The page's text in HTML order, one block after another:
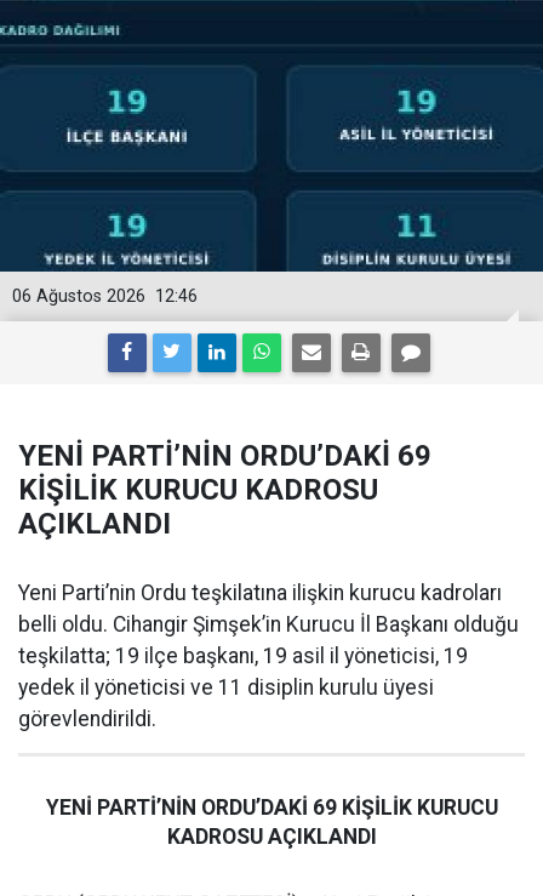
12:46
06 Ağustos 2026
YENİ PARTİ’NİN ORDU’DAKİ 69
KİŞİLİK KURUCU KADROSU
AÇIKLANDI
Yeni Parti’nin Ordu teşkilatına ilişkin kurucu kadroları
belli oldu. Cihangir Şimşek’in Kurucu İl Başkanı olduğu
teşkilatta; 19 ilçe başkanı, 19 asil il yöneticisi, 19
yedek il yöneticisi ve 11 disiplin kurulu üyesi
görevlendirildi.
YENİ PARTİ’NİN ORDU’DAKİ 69 KİŞİLİK KURUCU
KADROSU AÇIKLANDI